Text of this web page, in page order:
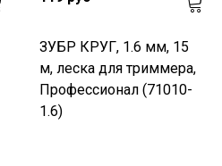
ЗУБР КРУГ, 1.6 мм, 15
м, леска для триммера,
Профессионал (71010-
1.6)